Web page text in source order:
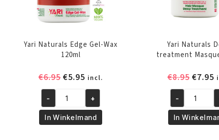
Yari Naturals Edge Gel-Wax
120ml
€6.95 Oorspronkelijke
was:
€6.95.
€5.95 Huidige
prijs
is:
€5.95.
incl.
Yari
Naturals
Edge
- +
In Winkelmand
Yari Naturals
treatment
€8.95
was:
€8.95.
€7.95
Yari
Naturals
Deep
-
In